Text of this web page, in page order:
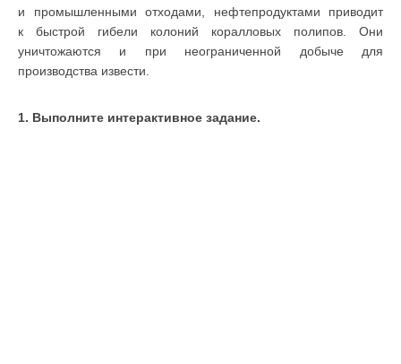
и промышленными отходами, нефтепродуктами приводит
к быстрой гибели колоний коралловых полипов. Они
уничтожаются и при неограниченной добыче для
производства извести.
1. Выполните интерактивное задание.